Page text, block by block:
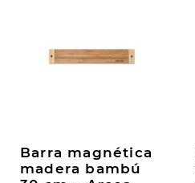
Barra magnética
madera bambú